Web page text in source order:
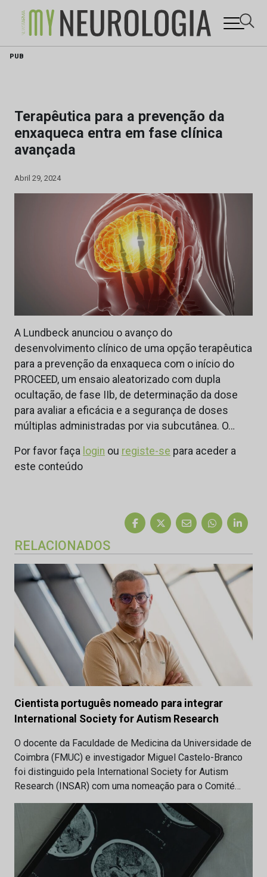
Skip
PUB
Terapêutica para a prevenção da
enxaqueca entra em fase clínica
avançada
Abril 29, 2024
A Lundbeck anunciou o avanço do
desenvolvimento clínico de uma opção terapêutica
para a prevenção da enxaqueca com o início do
PROCEED, um ensaio aleatorizado com dupla
ocultação, de fase IIb, de determinação da dose
para avaliar a eficácia e a segurança de doses
múltiplas administradas por via subcutânea. O…
Por favor faça login ou registe-se para aceder a
este conteúdo
RELACIONADOS
Cientista português nomeado para integrar
International Society for Autism Research
O docente da Faculdade de Medicina da Universidade de
Coimbra (FMUC) e investigador Miguel Castelo-Branco
foi distinguido pela International Society for Autism
Research (INSAR) com uma nomeação para o Comité…